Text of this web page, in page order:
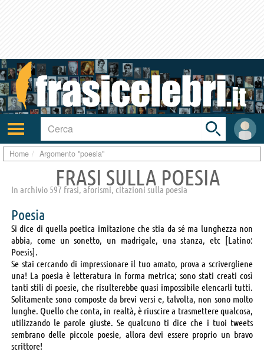
Attiva/disattiva
navigazione
User
area
Toggle
search
bar
Home Argomento "poesia"
FRASI SULLA POESIA
In archivio 597 frasi, aforismi, citazioni sulla poesia
Poesia
Si dice di quella poetica imitazione che stia da sé ma lunghezza non
abbia, come un sonetto, un madrigale, una stanza, etc [Latino:
Poesis].
Se stai cercando di impressionare il tuo amato, prova a scrivergliene
una! La poesia è letteratura in forma metrica; sono stati creati così
tanti stili di poesie, che risulterebbe quasi impossibile elencarli tutti.
Solitamente sono composte da brevi versi e, talvolta, non sono molto
lunghe. Quello che conta, in realtà, è riuscire a trasmettere qualcosa,
utilizzando le parole giuste. Se qualcuno ti dice che i tuoi tweets
sembrano delle piccole poesie, allora devi essere proprio un bravo
scrittore!